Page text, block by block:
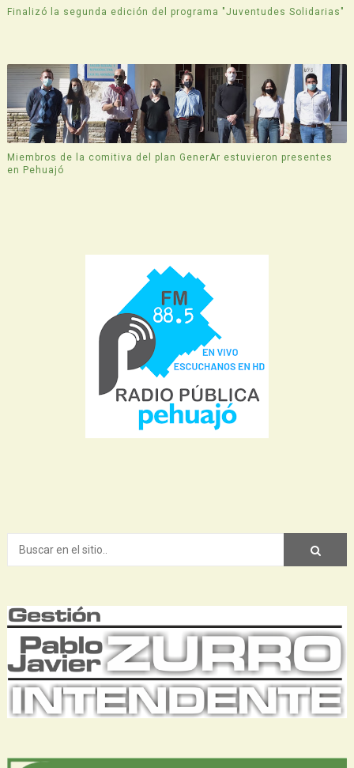
Finalizó la segunda edición del programa "Juventudes Solidarias"
Miembros de la comitiva del plan GenerAr estuvieron presentes
en Pehuajó